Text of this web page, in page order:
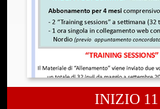
INIZIO